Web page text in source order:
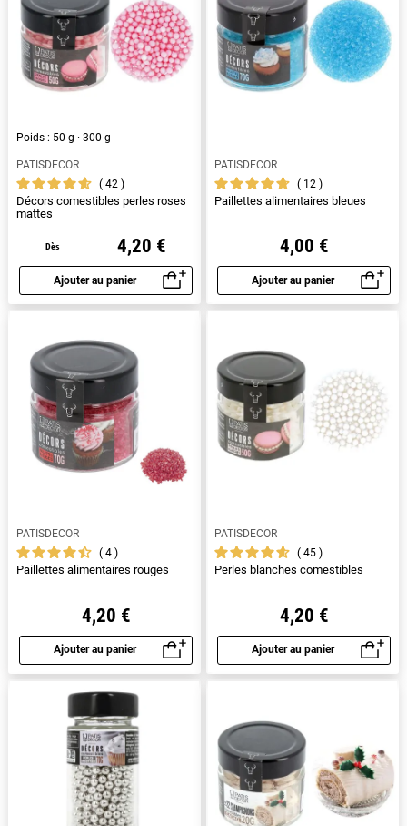
Poids : 50 g · 300 g
PATISDECOR
42
Décors comestibles perles roses
mattes
Dès 4,20 €
Ajouter au panier
Aperçu rapide
PATISDECOR
12
Paillettes alimentaires bleues
4,00 €
Ajouter au panier
Aperçu rapide
PATISDECOR
4
Paillettes alimentaires rouges
4,20 €
Ajouter au panier
Aperçu rapide
PATISDECOR
45
Perles blanches comestibles
4,20 €
Ajouter au panier
Aperçu rapide